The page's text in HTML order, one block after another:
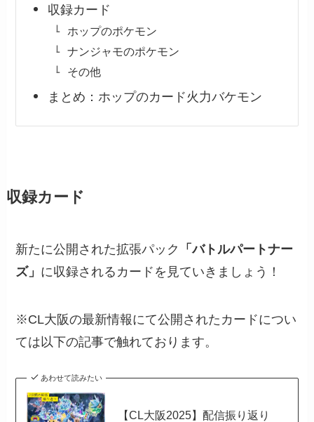
収録カード
ホップのポケモン
ナンジャモのポケモン
その他
まとめ：ホップのカード火力バケモン
収録カード
新たに公開された拡張パック
「バトルパートナー
ズ」 に収録されるカードを見ていきましょう！
※CL大阪の最新情報にて公開されたカードについ
ては以下の記事で触れております。
あわせて読みたい
【CL大阪2025】配信振り返り